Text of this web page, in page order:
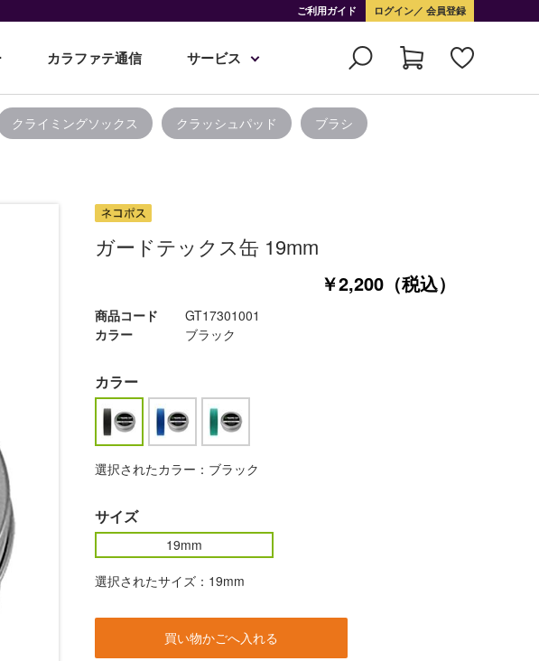
ご利用ガイド ログイン 会員登録
カラファテ通信 サービス
クライミングソックス クラッシュパッド ブラシ
ガードテックス缶 19mm
￥2,200（税込）
商品コード
GT17301001
カラー
ブラック
カラー
選択されたカラー：ブラック
サイズ
19mm
選択されたサイズ：19mm
買い物かごへ入れる